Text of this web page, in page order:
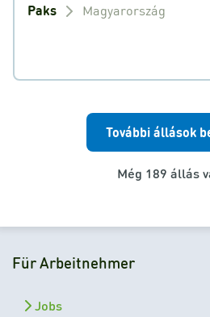
Paks Magyarország
További állások
Még 189 állás
Für Arbeitnehmer
Jobs